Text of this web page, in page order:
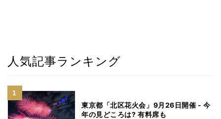
人気記事ランキング
東京都「北区花火会」9月26日開催 - 今
年の見どころは? 有料席も